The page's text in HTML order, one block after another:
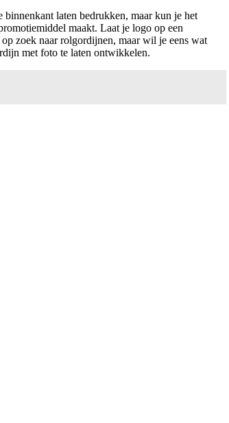
laten bedrukken, maar kun je het
maakt. Laat je logo op een
zoek naar rolgordijnen, maar wil je eens wat
met foto te laten ontwikkelen.